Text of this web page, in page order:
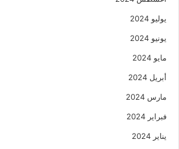
يوليو 2024
يونيو 2024
مايو 2024
أبريل 2024
مارس 2024
فبراير 2024
يناير 2024